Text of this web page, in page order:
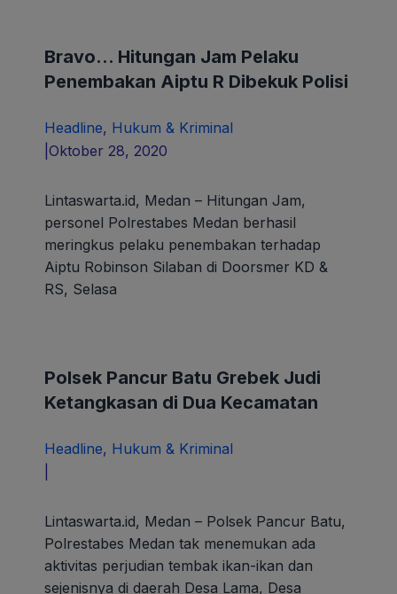
Bravo… Hitungan Jam Pelaku
Penembakan Aiptu R Dibekuk Polisi
Headline, Hukum & Kriminal
Oktober 28, 2020
Lintaswarta.id, Medan – Hitungan Jam,
personel Polrestabes Medan berhasil
meringkus pelaku penembakan terhadap
Aiptu Robinson Silaban di Doorsmer KD &
RS, Selasa
Polsek Pancur Batu Grebek Judi
Ketangkasan di Dua Kecamatan
Headline, Hukum & Kriminal
Lintaswarta.id, Medan – Polsek Pancur Batu,
Polrestabes Medan tak menemukan ada
aktivitas perjudian tembak ikan-ikan dan
sejenisnya di daerah Desa Lama, Desa